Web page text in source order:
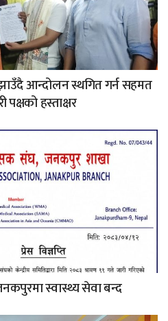
आन्दोलन स्थगित गर्न सहमत
हस्ताक्षर
स्वास्थ्य सेवा बन्द